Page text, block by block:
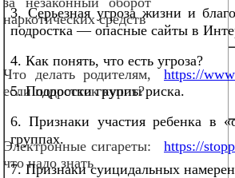
наркотических средств
Что делать родителям,
если подросток курит?
https://
Электронные сигареты:
что надо знать
https://
3. Серьезная угроза жизни и
подростка — опасные сайты в
4. Как понять, что есть угроза?
5. Подростки группы риска.
6. Признаки участия ребенка в
группах.
7. Признаки суицидальных